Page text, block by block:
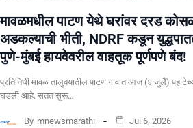
मावळमधील पाटण येथे घरांवर दरड
अडकल्याची भीती, NDRF कडून
पुणे-मुंबई हायवेवरील वाहतूक पूर्णपणे बंद!
​प्रतिनिधी मावळ तालुक्यातील पाटण गावात आज (६ जुलै)
घडली आहे. सतत सुरू…
By mnewsmarathi Jul 6, 2026